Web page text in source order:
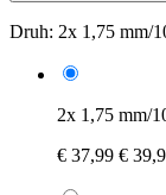
Druh: 2x 1,75 mm/
2x 1,75 mm/
€ 37,99 €